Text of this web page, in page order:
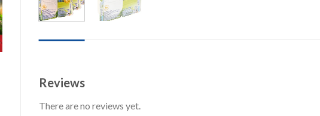
Reviews
There are no reviews yet.